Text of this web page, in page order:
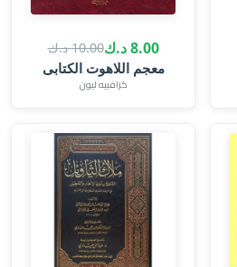
8.00 د.ك 10.00 د.ك
معجم اللاهوت الكتابى
كزافييه ليون